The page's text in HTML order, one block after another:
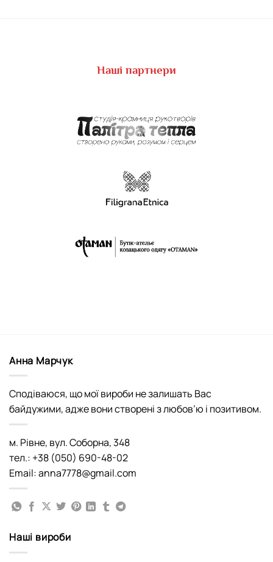
Наші партнери
Анна Марчук
Сподіваюся, що мої вироби не залишать Вас
байдужими, адже вони створені з любов’ю і позитивом.
м. Рівне, вул. Соборна, 348
тел.: +38 (050) 690-48-02
Email: anna7778@gmail.com
Наші вироби